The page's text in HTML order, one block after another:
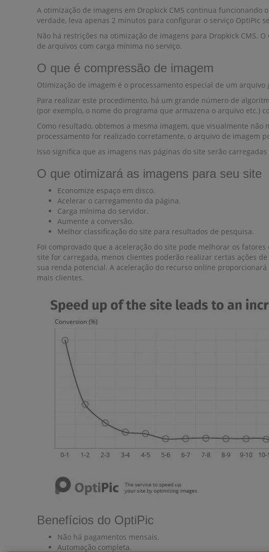
A otimização de imagens em Dropkick CMS continua
verdade, leva apenas 2 minutos para configurar o serviço OptiPic
Não há restrições na otimização de imagens para Dropkick CMS.
de arquivos com carga mínima no serviço.
O que é compressão de imagem
Otimização de imagem é o processamento especial de um
Para realizar este procedimento, há um grande número de
(por exemplo, o nome do programa que armazena o arquivo etc.)
Como resultado, obtemos a mesma imagem, que visualmente
processamento for realizado corretamente, o arquivo de imagem
Isso significa que as imagens nas páginas do site serão
O que otimizará as imagens para seu site
Economize espaço em disco.
Acelerar o carregamento da página.
Carga mínima do servidor.
Aumente a conversão.
Melhor classificação do site para resultados de pesquisa.
Foi comprovado que a aceleração do site pode melhorar os
site for carregada, menos clientes poderão realizar certas ações
sua renda potencial. A aceleração do recurso online
mais clientes.
Benefícios do OptiPic
Não há pagamentos mensais.
Automação completa.